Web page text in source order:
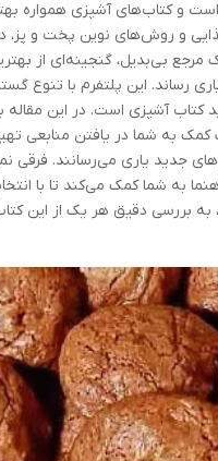
و کتاب‌های آشپزی همواره
و روش‌های نوین پخت و پز،
مرجع بی‌بدیل، گنجینه‌ای از
رساند. این پلتفرم با تنوع
کتاب آشپزی است. در این
این لیست با هدف کمک به شما در
یاری می‌رسانند. فرقی
به شما کمک می‌کند تا با
به بررسی دقیق هر یک از این